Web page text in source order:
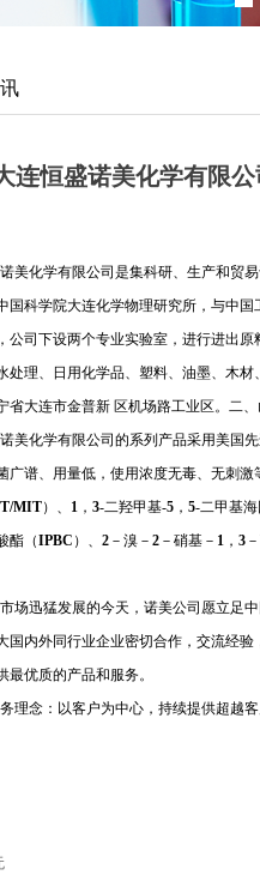
连恒盛诺美化学有限
美化学有限公司是集科研、生产和贸
国科学院大连化学物理研究所，与中
公司下设两个专业实验室，进行进出
处理、日用化学品、塑料、油墨、木
省大连市金普新 区机场路工业区。二、
美化学有限公司的系列产品采用美国
广谱、用量低，使用浓度无毒、无刺
MIT）、 1 ， 3-二羟甲基-5 ， 5-二甲基海
酯（IPBC ）、 2 －溴－ 2 －硝基－ 1 ， 3
场迅猛发展的今天，诺美公司愿立足
国内外同行业企业密切合作，交流经
最优质的产品和服务。
理念：以客户为中心，持续提供超越客